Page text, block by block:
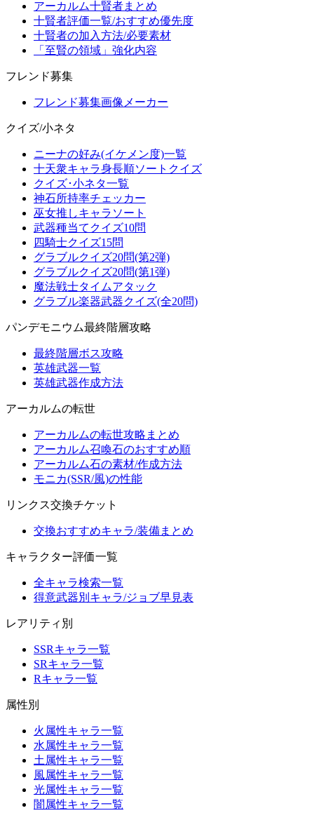
アーカルム十賢者まとめ
十賢者評価一覧/おすすめ優先度
十賢者の加入方法/必要素材
「至賢の領域」強化内容
フレンド募集
フレンド募集画像メーカー
クイズ/小ネタ
ニーナの好み(イケメン度)一覧
十天衆キャラ身長順ソートクイズ
クイズ･小ネタ一覧
神石所持率チェッカー
巫女推しキャラソート
武器種当てクイズ10問
四騎士クイズ15問
グラブルクイズ20問(第2弾)
グラブルクイズ20問(第1弾)
魔法戦士タイムアタック
グラブル楽器武器クイズ(全20問)
パンデモニウム最終階層攻略
最終階層ボス攻略
英雄武器一覧
英雄武器作成方法
アーカルムの転世
アーカルムの転世攻略まとめ
アーカルム召喚石のおすすめ順
アーカルム石の素材/作成方法
モニカ(SSR/風)の性能
リンクス交換チケット
交換おすすめキャラ/装備まとめ
キャラクター評価一覧
全キャラ検索一覧
得意武器別キャラ/ジョブ早見表
レアリティ別
SSRキャラ一覧
SRキャラ一覧
Rキャラ一覧
属性別
火属性キャラ一覧
水属性キャラ一覧
土属性キャラ一覧
風属性キャラ一覧
光属性キャラ一覧
闇属性キャラ一覧